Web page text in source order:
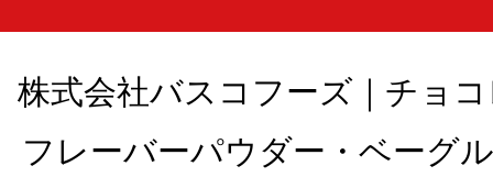
株式会社バスコフーズ｜チョ
フレーバーパウダー・ベーグ